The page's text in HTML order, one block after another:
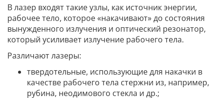
В лазер входят такие узлы, как источник энергии,
рабочее тело, которое «накачивают» до состояния
вынужденного излучения и оптический резонатор,
который усиливает излучение рабочего тела.
Различают лазеры:
твердотельные, использующие для накачки в
качестве рабочего тела стержни из, например,
рубина, неодимового стекла и др.;